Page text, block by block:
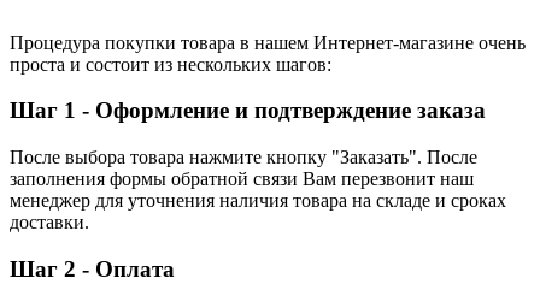
Процедура покупки товара в нашем Интернет-магазине очень
проста и состоит из нескольких шагов:
Шаг 1 - Оформление и подтверждение заказа
После выбора товара нажмите кнопку "Заказать". После
заполнения формы обратной связи Вам перезвонит наш
менеджер для уточнения наличия товара на складе и сроках
доставки.
Шаг 2 - Оплата